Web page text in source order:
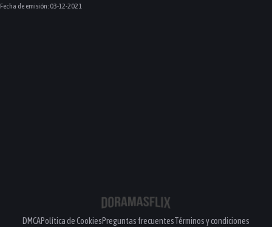
Fecha de emisión: 03-12-2021
DMCAPolítica de CookiesPreguntas frecuentesTérminos y condiciones